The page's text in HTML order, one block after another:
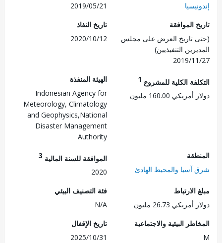
2019/05/21
الموافقة
تاريخ العرض على مجلس
التنفيذيين)
2019/
تاريخ النفاذ
2020/10/12
الكلية للمشروع1
160.00 مليون
الهيئة المنفذة
Indonesian Agency for
Meteorology, Climatology
and Geophysics,National
Disaster Management
Authority
والمحيط الهادئ
الموافقة للسنة المالية3
26.73 مليون
فئة التصنيف البيئي
البيئية والاجتماعية
تاريخ الإقفال
2025/10/31